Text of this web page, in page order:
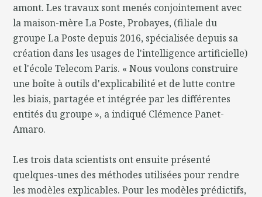
amont. Les travaux sont menés conjointement avec
la maison-mère La Poste, Probayes, (filiale du
groupe La Poste depuis 2016, spécialisée depuis sa
création dans les usages de l'intelligence artificielle)
et l'école Telecom Paris. « Nous voulons construire
une boîte à outils d'explicabilité et de lutte contre
les biais, partagée et intégrée par les différentes
entités du groupe », a indiqué Clémence Panet-
Amaro.
Les trois data scientists ont ensuite présenté
quelques-unes des méthodes utilisées pour rendre
les modèles explicables. Pour les modèles prédictifs,